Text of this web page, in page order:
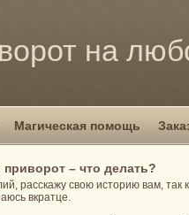
на
Магическая помощь
– что делать?
расскажу свою историю вам, так
вкратце.